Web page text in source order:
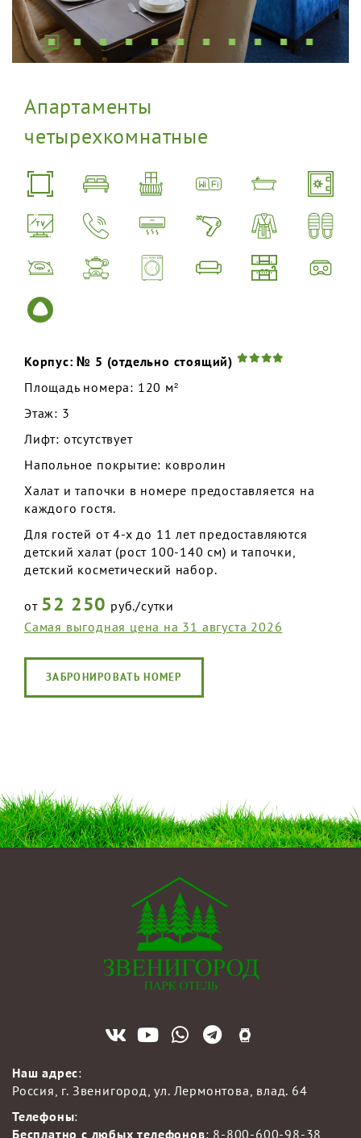
Апартаменты
четырехкомнатные
Корпус: № 5 (отдельно стоящий)
Площадь номера: 120 м²
Этаж: 3
Лифт: отсутствует
Напольное покрытие: ковролин
Халат и тапочки в номере предоставляется на
каждого гостя.
Для гостей от 4-х до 11 лет предоставляются
детский халат (рост 100-140 см) и тапочки,
детский косметический набор.
от 52 250 руб./сутки
Самая выгодная цена на 31 августа 2026
ЗАБРОНИРОВАТЬ НОМЕР
Наш адрес:
Россия, г. Звенигород, ул. Лермонтова, влад. 64
Телефоны:
Бесплатно с любых телефонов: 8-800-600-98-38